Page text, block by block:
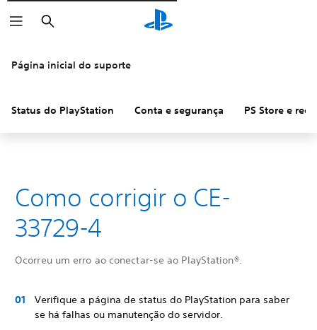
Pesquisar
Página inicial do suporte
Status do PlayStation Conta e segurança PS Store e
Como corrigir o CE-
33729-4
Ocorreu um erro ao conectar-se ao PlayStation®.
Verifique a página de status do PlayStation para saber
se há falhas ou manutenção do servidor.